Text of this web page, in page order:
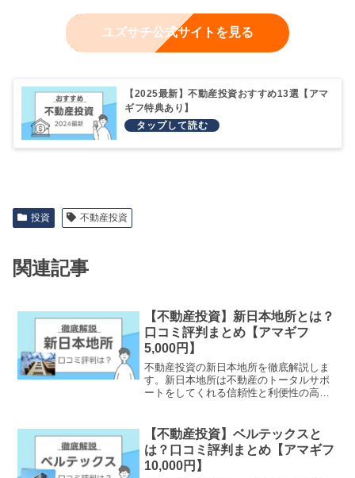
ユズサチ公式サイトを見る
【2025最新】不動産投資おすすめ13選【アマ
ギフ特典あり】
投資 不動産投資
関連記事
【不動産投資】新日本地所とは？
口コミ評判まとめ【アマギフ
5,000円】
不動産投資の新日本地所を徹底解説しま
す。新日本地所は不動産のトータルサポ
ートをしてくれる信頼性と利便性の高い
また、お得なキャンペーンも実施中で
す。
【不動産投資】ベルテックスと
は？口コミ評判まとめ【アマギフ
10,000円】